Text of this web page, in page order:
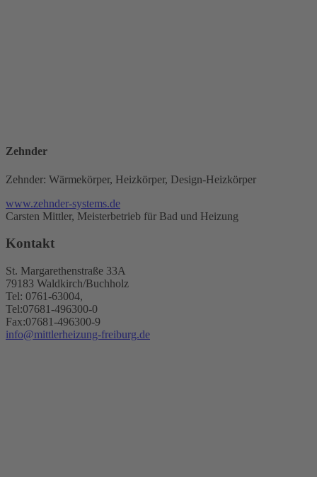
Zehnder
Zehnder: Wärmekörper, Heizkörper, Design-Heizkörper
www.zehnder-systems.de
Carsten Mittler, Meisterbetrieb für Bad und Heizung
Kontakt
St. Margarethenstraße 33A
79183 Waldkirch/Buchholz
Tel: 0761-63004,
Tel:07681-496300-0
Fax:07681-496300-9
info@mittlerheizung-freiburg.de